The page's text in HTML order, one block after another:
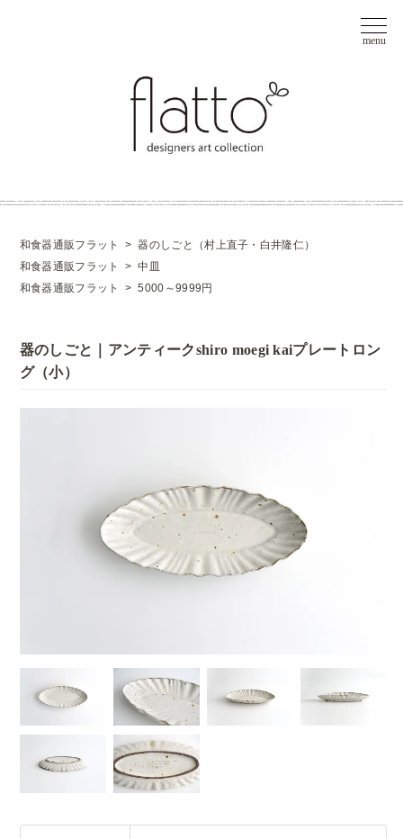
和食器通販フラット >器のしごと（村上直子・白井隆仁）
和食器通販フラット
>中皿
和食器通販フラット
>5000～9999円
器のしごと｜アンティークshiro moegi kaiプレートロン
グ（小）